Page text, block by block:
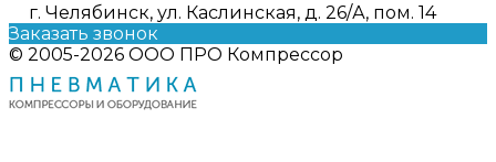
г. Челябинск, ул. Каслинская, д. 26/А, пом. 14
Заказать звонок
© 2005-2026 ООО ПРО Компрессор